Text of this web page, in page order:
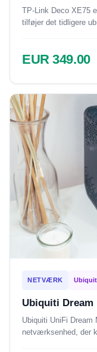
TP-Link Deco XE75
tilføjer det tidligere
EUR 349.00
NETVÆRK
Ubiquiti Dream
Ubiquiti UniFi Dream
netværksenhed, der